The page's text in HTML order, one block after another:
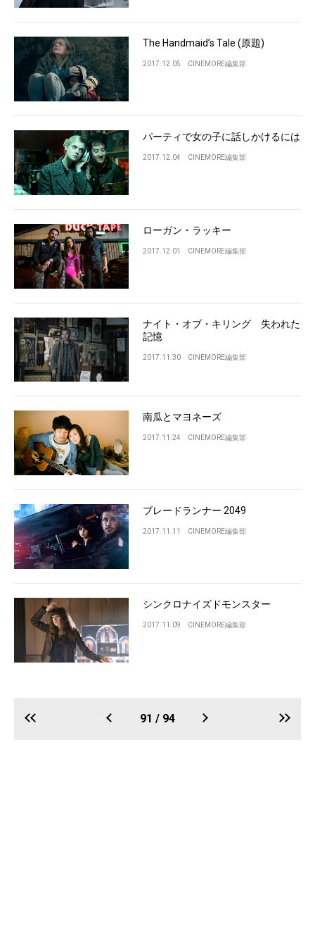
The Handmaid’s Tale (原題)
2017.12.05 CINEMORE編集部
パーティで女の子に話しかけるには
2017.12.04 CINEMORE編集部
ローガン・ラッキー
2017.12.01 CINEMORE編集部
ナイト・オブ・キリング 失われた
記憶
2017.11.30 CINEMORE編集部
南瓜とマヨネーズ
2017.11.24 CINEMORE編集部
ブレードランナー 2049
2017.11.11 CINEMORE編集部
シンクロナイズドモンスター
2017.11.09 CINEMORE編集部
91 / 94